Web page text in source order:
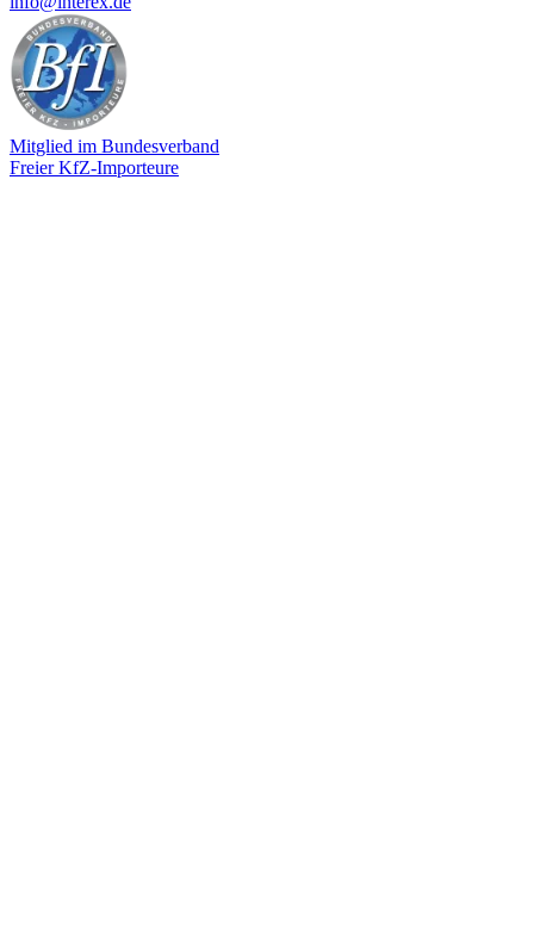
Mitglied im Bundesverband
Freier KfZ-Importeure